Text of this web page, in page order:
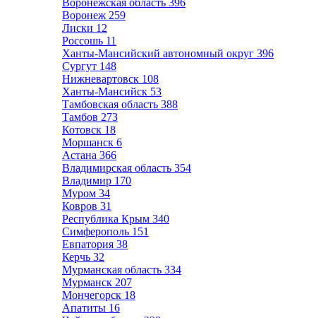
Воронежская область 396
Воронеж 259
Лиски 12
Россошь 11
Ханты-Мансийский автономный округ 396
Сургут 148
Нижневартовск 108
Ханты-Мансийск 53
Тамбовская область 388
Тамбов 273
Котовск 18
Моршанск 6
Астана 366
Владимирская область 354
Владимир 170
Муром 34
Ковров 31
Республика Крым 340
Симферополь 151
Евпатория 38
Керчь 32
Мурманская область 334
Мурманск 207
Мончегорск 18
Апатиты 16